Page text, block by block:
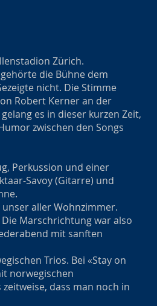
Zürich.
die Bühne dem
nicht. Die Stimme
Robert Kerner an der
es in dieser kurzen Zeit,
zwischen den Songs
Perkussion und einer
Savoy (Gitarre) und
aller Wohnzimmer.
Marschrichtung war also
mit sanften
Trios. Bei «Stay on
norwegischen
dass man noch in